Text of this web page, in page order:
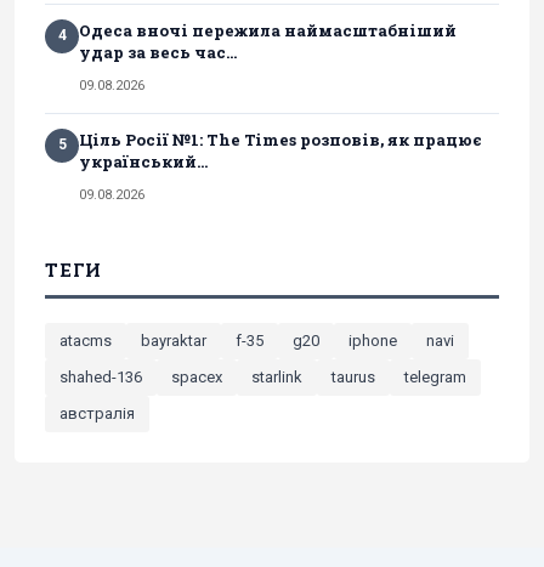
4
Одеса вночі пережила наймасштабніший
удар за весь час...
09.08.2026
5
Ціль Росії №1: The Times розповів, як працює
український...
09.08.2026
ТЕГИ
atacms bayraktar f-35 g20 iphone
navi
shahed-136
spacex starlink taurus
telegram
австралія